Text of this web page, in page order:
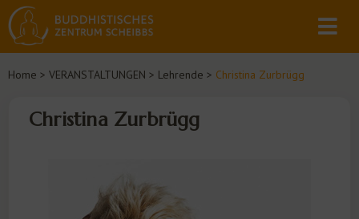
Home > VERANSTALTUNGEN > Lehrende > Christina Zurbrügg
Christina Zurbrügg